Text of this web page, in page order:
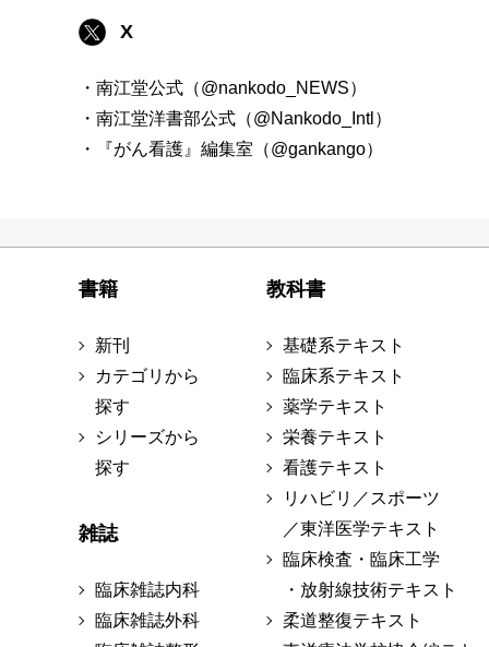
X
・南江堂公式（@nankodo_NEWS）
・南江堂洋書部公式（@Nankodo_Intl）
・『がん看護』編集室（@gankango）
書籍
新刊
カテゴリから
探す
シリーズから
探す
雑誌
臨床雑誌内科
臨床雑誌外科
教科書
基礎系テキスト
臨床系テキスト
薬学テキスト
栄養テキスト
看護テキスト
リハビリ／スポーツ
／東洋医学テキスト
臨床検査・臨床工学
・放射線技術テキスト
柔道整復テキスト